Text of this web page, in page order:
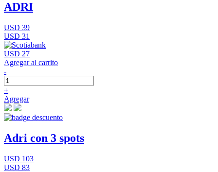
ADRI
USD 39
USD 31
USD 27
Agregar al carrito
-
+
Agregar
Adri con 3 spots
USD 103
USD 83